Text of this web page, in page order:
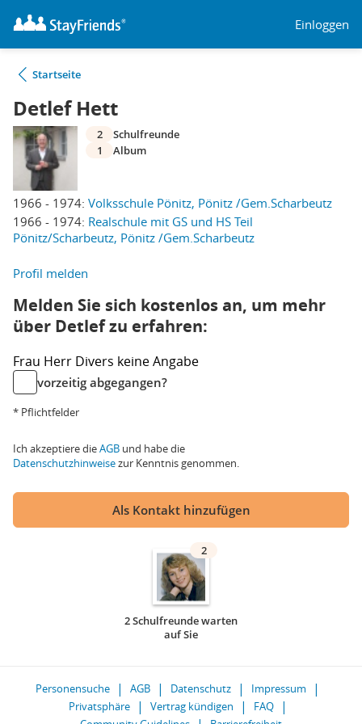
Einloggen
Startseite
Detlef Hett
1966 - 1974: Volksschule Pönitz, Pönitz /Gem.Scharbeutz
1966 - 1974: Realschule mit GS und HS Teil
Pönitz/Scharbeutz, Pönitz /Gem.Scharbeutz
2
Schulfreunde
1
Album
Profil melden
Melden Sie sich kostenlos an, um mehr
über Detlef zu erfahren:
Frau Herr Divers keine Angabe
vorzeitig abgegangen?
* Pflichtfelder
Ich akzeptiere dieAGB und habe die
Datenschutzhinweisezur Kenntnis genommen.
Als Kontakt hinzufügen
2
2 Schulfreunde warten
auf Sie
Personensuche AGB Datenschutz
Impressum
Privatsphäre
Vertrag kündigen
FAQ